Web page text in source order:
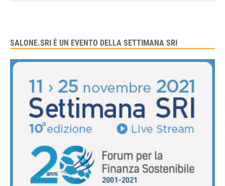
SALONE.SRI È UN EVENTO DELLA SETTIMANA SRI